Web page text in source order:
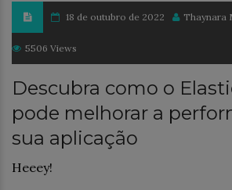
18 de outubro de 2022 Thaynara
5506 Views
Descubra como o
pode melhorar a
sua aplicação
Heeey!